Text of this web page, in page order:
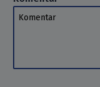
Komentar